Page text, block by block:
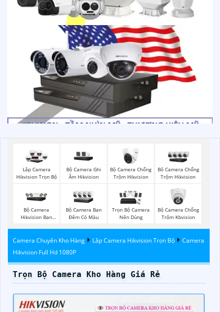
Lắp Camera
Hikvision Trọn Bộ
Bộ Camera Ghi
Âm Hikvision
Bộ Camera Chống
Trộm Hikvision
Bô Camera Chống
Trộm Hikvision
Bộ Camera
Hikvision Ban
Bộ Camera Ban
Đêm Có Màu
Trọn Bộ Camera
Nên Dùng
Bộ Camera Chống
Trộm Kbvision
Camera Chuyên Kho Hàng Lắp Camera Hikvision Trọn Bộ
Camera
Hikvision Full Hd 1080P
Trọn Bộ Camera Kho Hàng Giá Rẻ